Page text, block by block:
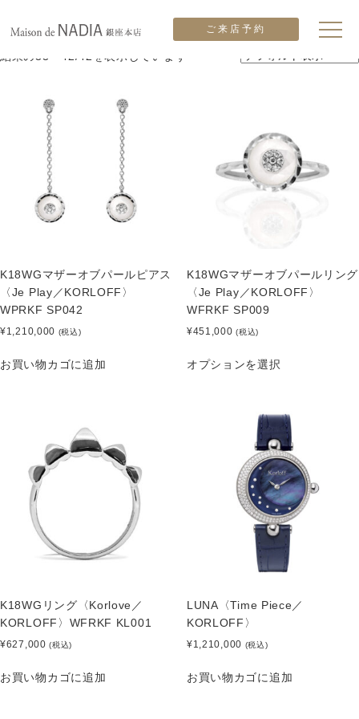
ご来店予約
KORLOFF
結果の33～42/42を表示しています
K18WGマザーオブパールピアス
〈Je Play／KORLOFF〉
WPRKF SP042
¥1,210,000 (税込)
お買い物カゴに追加
K18WGマザーオブパールリング
〈Je Play／KORLOFF〉
WFRKF SP009
¥451,000 (税込)
オプションを選択
K18WGリング〈Korlove／
KORLOFF〉WFRKF KL001
¥627,000 (税込)
お買い物カゴに追加
LUNA〈Time Piece／
KORLOFF〉
¥1,210,000 (税込)
お買い物カゴに追加